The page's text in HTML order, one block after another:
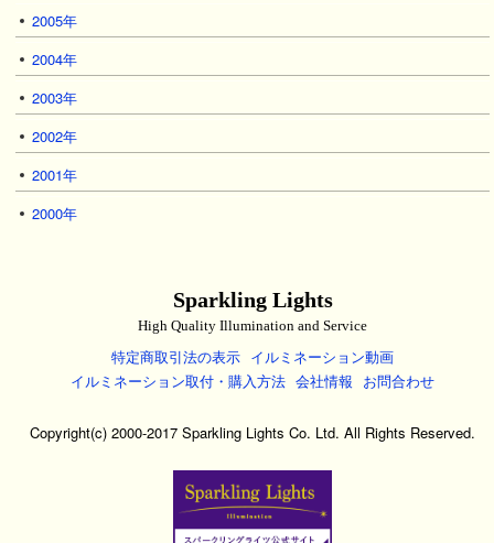
2005年
2004年
2003年
2002年
2001年
2000年
Sparkling Lights
High Quality Illumination and Service
特定商取引法の表示 イルミネーション動画
イルミネーション取付・購入方法 会社情報 お問合わせ
Copyright(c) 2000-2017 Sparkling Lights Co. Ltd. All Rights Reserved.